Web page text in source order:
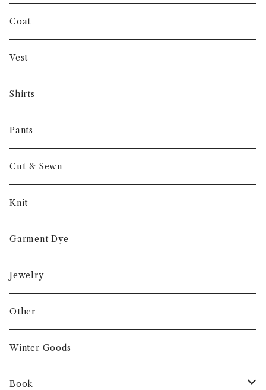
INVERTERE
Gambert
NORIEI
Other
Coat
Vest
Shirts
Pants
Cut & Sewn
Knit
Garment Dye
Jewelry
Other
Winter Goods
Book